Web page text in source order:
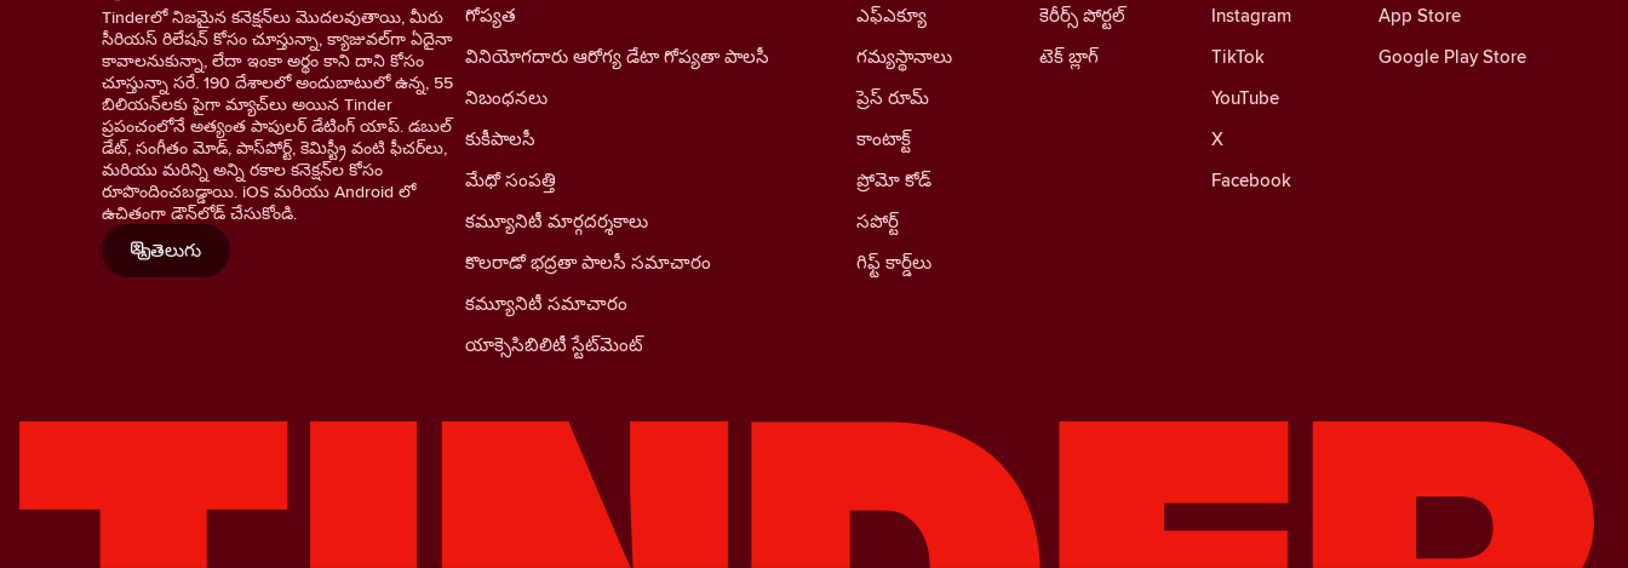
Tinderలో నిజమైన కనెక్షన్‌లు మొదలవుతాయి, మీరు
సీరియస్ రిలేషన్ కోసం చూస్తున్నా, క్యాజువల్‌గా ఏదైనా
కావాలనుకున్నా, లేదా ఇంకా అర్థం కాని దాని కోసం
చూస్తున్నా సరే. 190 దేశాలలో అందుబాటులో ఉన్న, 55
బిలియన్‌లకు పైగా మ్యాచ్‌లు అయిన Tinder
ప్రపంచంలోనే అత్యంత పాపులర్ డేటింగ్ యాప్. డబుల్
డేట్, సంగీతం మోడ్, పాస్‌పోర్ట్, కెమిస్ట్రీ వంటి ఫీచర్‌లు,
మరియు మరిన్ని అన్ని రకాల కనెక్షన్‌ల కోసం
రూపొందించబడ్డాయి. iOS మరియు Android లో
ఉచితంగా డౌన్‌లోడ్ చేసుకోండి.
తెలుగు
Instagram
TikTok
YouTube
X
Facebook
గోప్యత
వినియోగదారు ఆరోగ్య డేటా గోప్యతా పాలసీ
నిబంధనలు
కుకీపాలసీ
మేధో సంపత్తి
కమ్యూనిటీ మార్గదర్శకాలు
కొలరాడో భద్రతా పాలసీ సమాచారం
కమ్యూనిటీ సమాచారం
యాక్సెసిబిలిటీ స్టేట్‌మెంట్
కెరీర్స్ పోర్టల్
టెక్ బ్లాగ్
ఎఫ్ఎక్యూ
గమ్యస్థానాలు
ప్రెస్ రూమ్
కాంటాక్ట్
ప్రోమో కోడ్
సపోర్ట్
గిఫ్ట్ కార్డ్‌లు
App Store
Google Play Store